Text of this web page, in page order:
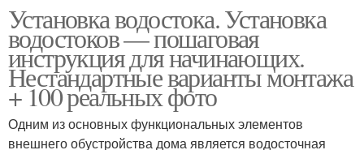
Установка водостока. Установка
водостоков — пошаговая
инструкция для начинающих.
Нестандартные варианты монтажа
+ 100 реальных фото
Одним из основных функциональных элементов
внешнего обустройства дома является водосточная